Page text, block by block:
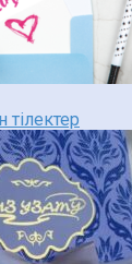
тілектер